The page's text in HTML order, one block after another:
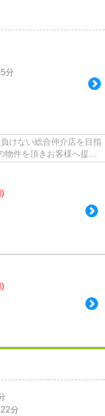
5分
けない総合仲介店を目指
物件を頂きお客様へ提供
)
)
22分